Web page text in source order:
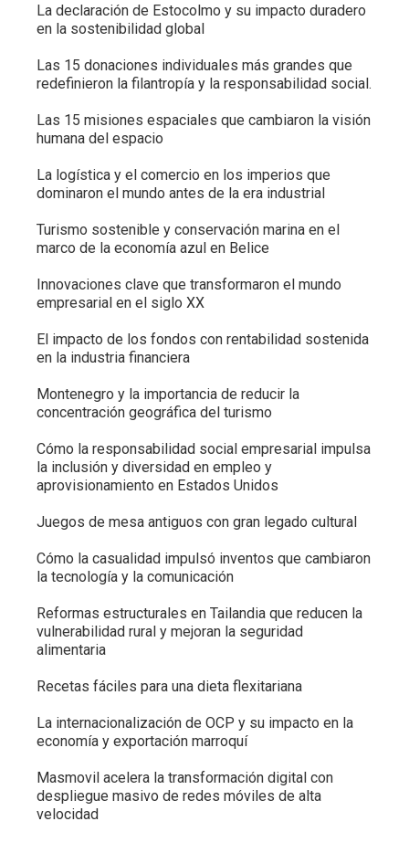
La declaración de Estocolmo y su impacto duradero
en la sostenibilidad global
Las 15 donaciones individuales más grandes que
redefinieron la filantropía y la responsabilidad social.
Las 15 misiones espaciales que cambiaron la visión
humana del espacio
La logística y el comercio en los imperios que
dominaron el mundo antes de la era industrial
Turismo sostenible y conservación marina en el
marco de la economía azul en Belice
Innovaciones clave que transformaron el mundo
empresarial en el siglo XX
El impacto de los fondos con rentabilidad sostenida
en la industria financiera
Montenegro y la importancia de reducir la
concentración geográfica del turismo
Cómo la responsabilidad social empresarial impulsa
la inclusión y diversidad en empleo y
aprovisionamiento en Estados Unidos
Juegos de mesa antiguos con gran legado cultural
Cómo la casualidad impulsó inventos que cambiaron
la tecnología y la comunicación
Reformas estructurales en Tailandia que reducen la
vulnerabilidad rural y mejoran la seguridad
alimentaria
Recetas fáciles para una dieta flexitariana
La internacionalización de OCP y su impacto en la
economía y exportación marroquí
Masmovil acelera la transformación digital con
despliegue masivo de redes móviles de alta
velocidad